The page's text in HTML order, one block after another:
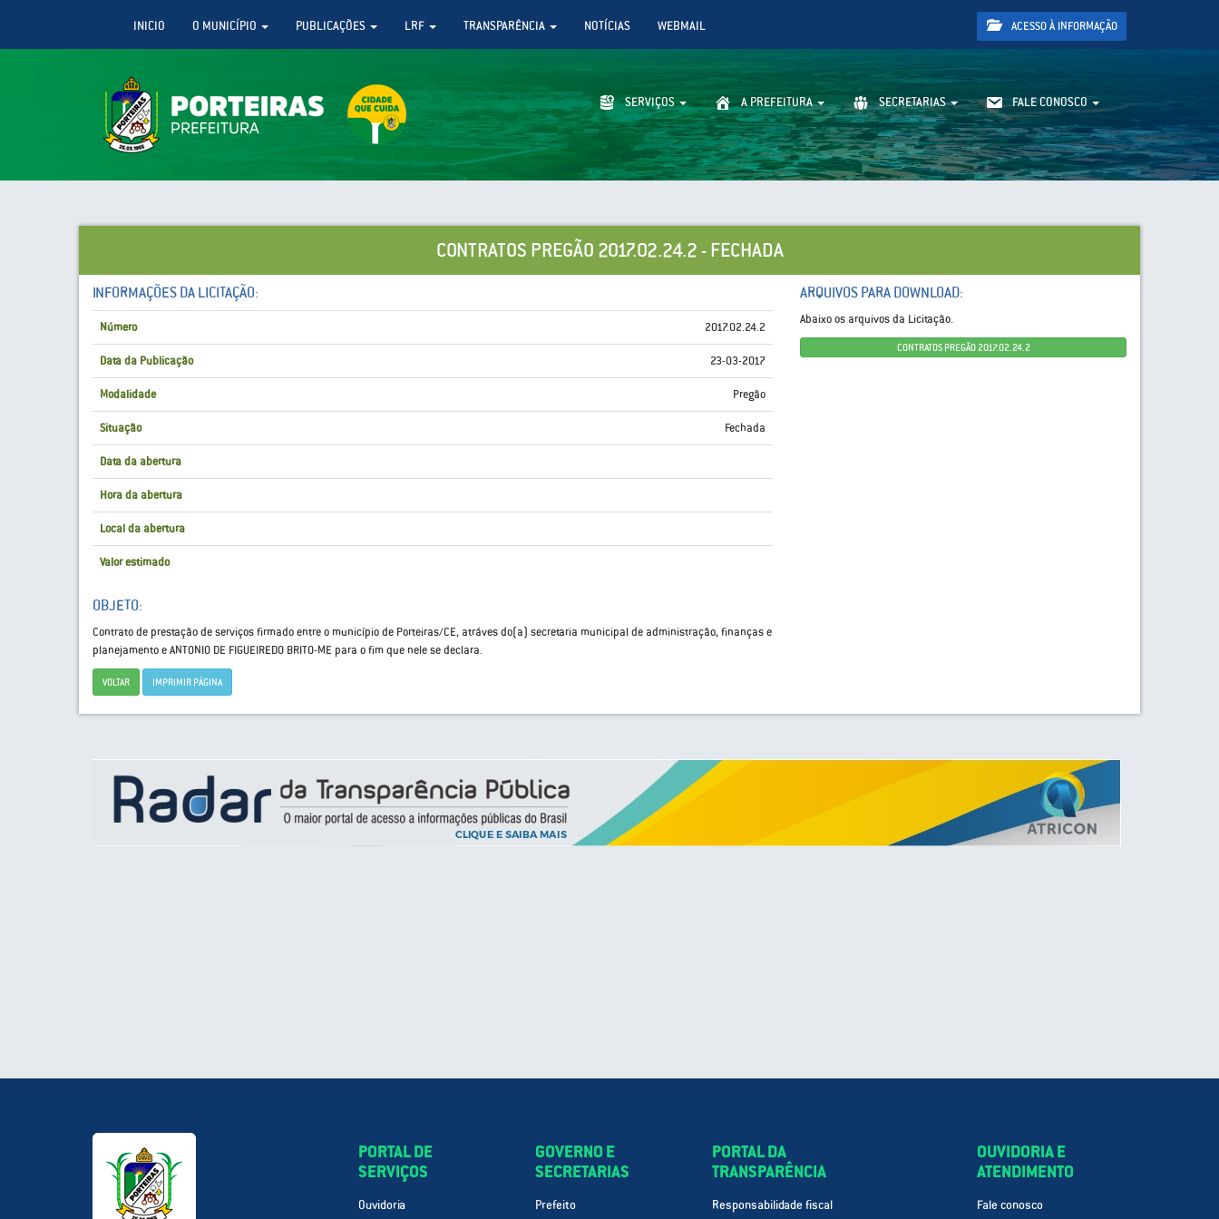
INICIO O MUNICÍPIO PUBLICAÇÕES LRF TRANSPARÊNCIA NOTÍCIAS WEBMAIL ACESSO À INFORMAÇÃO
SERVIÇOS A PREFEITURA SECRETARIAS FALE CONOSCO
CONTRATOS PREGÃO 2017.02.24.2 - FECHADA
INFORMAÇÕES DA LICITAÇÃO:
Número 2017.02.24.2
Data da Publicação 23-03-2017
Modalidade Pregão
Situação Fechada
Data da abertura
Hora da abertura
Local da abertura
Valor estimado
OBJETO:
Contrato de prestação de serviços firmado entre o município de Porteiras/CE, atráves do(a) secretaria municipal de administração, finanças e
planejamento e ANTONIO DE FIGUEIREDO BRITO-ME para o fim que nele se declara.
VOLTAR IMPRIMIR PÁGINA
ARQUIVOS PARA DOWNLOAD:
Abaixo os arquivos da Licitação.
CONTRATOS PREGÃO 2017.02.24.2
PORTAL DE
SERVIÇOS
Ouvidoria
GOVERNO E
SECRETARIAS
Prefeito
PORTAL DA
TRANSPARÊNCIA
Responsabilidade fiscal
OUVIDORIA E
ATENDIMENTO
Fale conosco